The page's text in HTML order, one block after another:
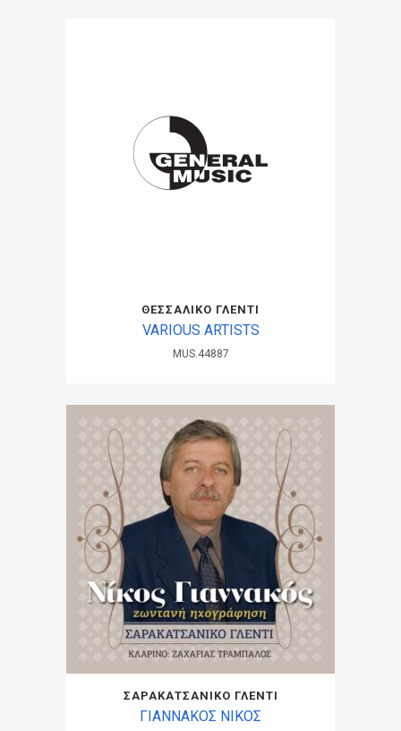
ΘΕΣΣΑΛΙΚΟ ΓΛΕΝΤΙ
VARIOUS ARTISTS
MUS.44887
ΣΑΡΑΚΑΤΣΑΝΙΚΟ ΓΛΕΝΤΙ
ΓΙΑΝΝΑΚΟΣ ΝΙΚΟΣ